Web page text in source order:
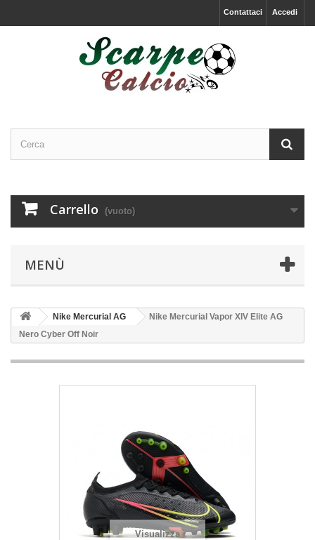
Accedi
Contattaci
Carrello (vuoto)
MENÙ
Nike Mercurial AG
Nike Mercurial Vapor XIV Elite AG
Nero Cyber Off Noir
Visualizza